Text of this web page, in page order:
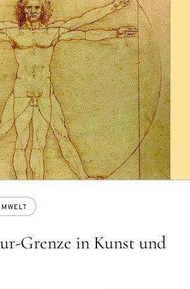
Grenze in Kunst und